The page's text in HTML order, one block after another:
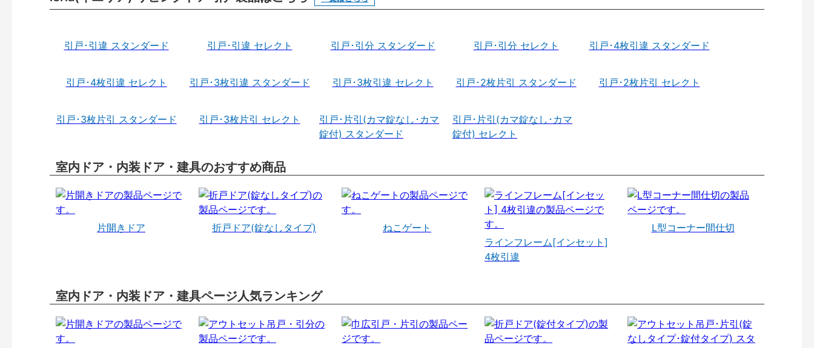
引戸･引違 スタンダード 引戸･引違 セレクト 引戸･引分 スタンダード 引戸･引分 セレクト 引戸･4枚引違 スタンダード
引戸･4枚引違 セレクト 引戸･3枚引違 スタンダード 引戸･3枚引違 セレクト 引戸･2枚片引 スタンダード 引戸･2枚片引 セレクト
引戸･3枚片引 スタンダード 引戸･3枚片引 セレクト
引戸･片引(カマ錠なし･カマ
錠付) スタンダード
引戸･片引(カマ錠なし･カマ
錠付) セレクト
室内ドア・内装ドア・建具のおすすめ商品
片開きドア 折戸ドア(錠なしタイプ)
ねこゲート
ラインフレーム[インセット]
4枚引違
L型コーナー間仕切
室内ドア・内装ドア・建具ページ人気ランキング